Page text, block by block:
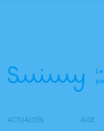
ACTUALITÉS AIDE